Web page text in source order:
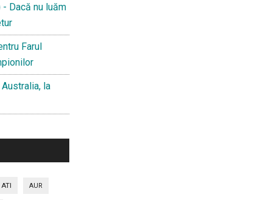
- Dacă nu luăm
Farul
la
ATI AUR